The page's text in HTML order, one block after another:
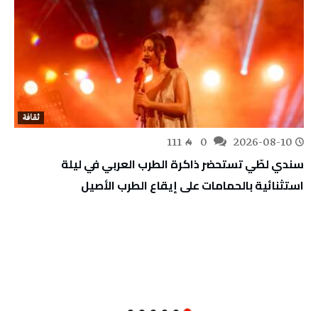
ثقافة
2026-08-10
111
سندي لطّي تستحضر ذاكرة الطرب العربي في ليلة
استثنائية بالحمامات على إيقاع الطرب الأصيل